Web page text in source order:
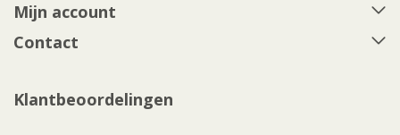
Mijn account
Contact
Klantbeoordelingen